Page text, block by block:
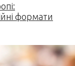
формати